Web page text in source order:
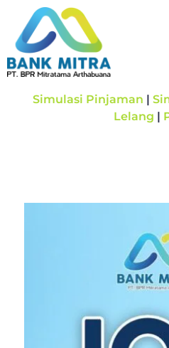
Simulasi Pinjaman |
Lelang |